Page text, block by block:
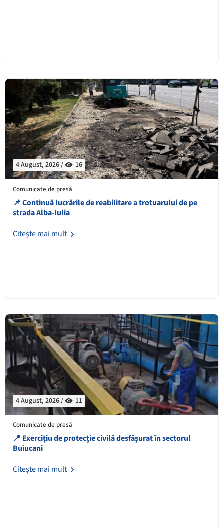
4 August, 2026 / 16
Comunicate de presă
📌 Continuă lucrările de reabilitare a trotuarului de pe
strada Alba-Iulia
Citește mai mult
4 August, 2026 / 11
Comunicate de presă
📍 Exercițiu de protecție civilă desfășurat în sectorul
Buiucani
Citește mai mult